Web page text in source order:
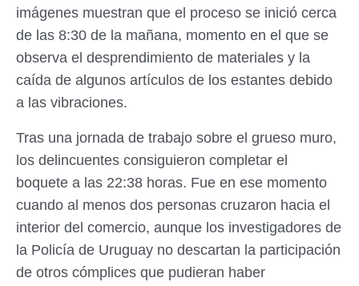
imágenes muestran que el proceso se inició cerca
de las 8:30 de la mañana, momento en el que se
observa el desprendimiento de materiales y la
caída de algunos artículos de los estantes debido
a las vibraciones.
Tras una jornada de trabajo sobre el grueso muro,
los delincuentes consiguieron completar el
boquete a las 22:38 horas. Fue en ese momento
cuando al menos dos personas cruzaron hacia el
interior del comercio, aunque los investigadores de
la Policía de Uruguay no descartan la participación
de otros cómplices que pudieran haber